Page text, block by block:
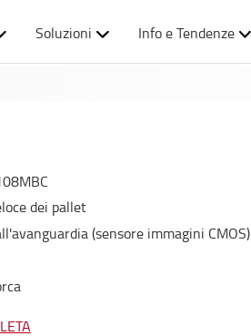
Soluzioni Info e Tendenze
dei pallet
(sensore immagini CMOS)